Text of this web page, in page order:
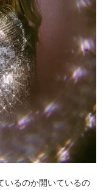
いるのか開いているの